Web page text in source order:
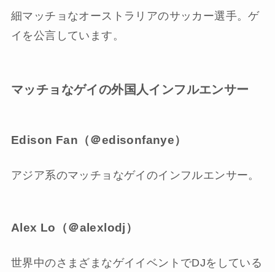
細マッチョなオーストラリアのサッカー選手。ゲ
イを公言しています。
マッチョなゲイの外国人インフルエンサー
Edison Fan（＠edisonfanye）
アジア系のマッチョなゲイのインフルエンサー。
Alex Lo（＠alexlodj）
世界中のさまざまなゲイイベントでDJをしている